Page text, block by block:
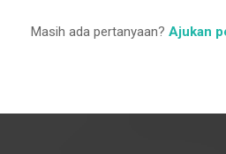
Masih ada pertanyaan? Ajukan